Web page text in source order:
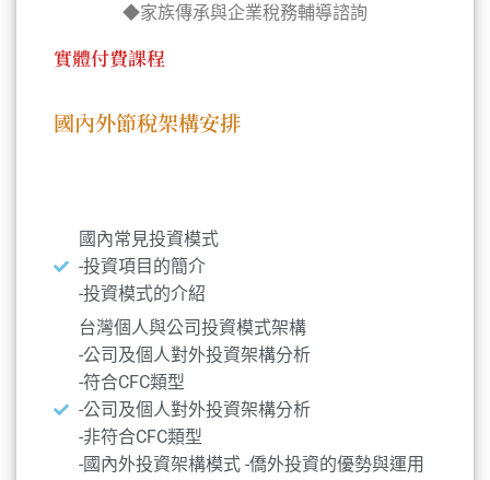
◆家族傳承與企業稅務輔導諮詢
實體付費課程
國內外節稅架構安排
國內常見投資模式
-投資項目的簡介
-投資模式的介紹
台灣個人與公司投資模式架構
-公司及個人對外投資架構分析
-符合CFC類型
-公司及個人對外投資架構分析
-非符合CFC類型
-國內外投資架構模式 -僑外投資的優勢與運用